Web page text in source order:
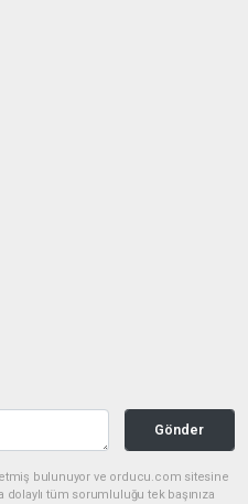
Gönder
etmiş bulunuyor ve orducu.com sitesine
dolaylı tüm sorumluluğu tek başınıza